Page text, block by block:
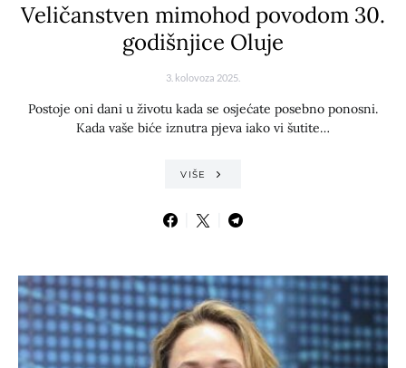
Veličanstven mimohod povodom 30.
godišnjice Oluje
3. kolovoza 2025.
Postoje oni dani u životu kada se osjećate posebno ponosni.
Kada vaše biće iznutra pjeva iako vi šutite…
VIŠE